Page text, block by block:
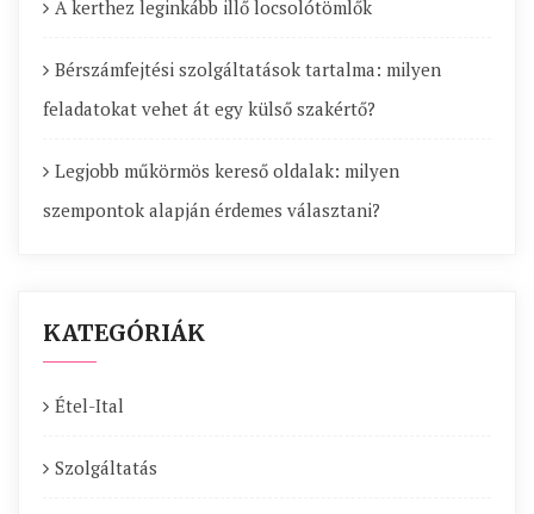
A kerthez leginkább illő locsolótömlők
Bérszámfejtési szolgáltatások tartalma: milyen
feladatokat vehet át egy külső szakértő?
Legjobb műkörmös kereső oldalak: milyen
szempontok alapján érdemes választani?
KATEGÓRIÁK
Étel-Ital
Szolgáltatás